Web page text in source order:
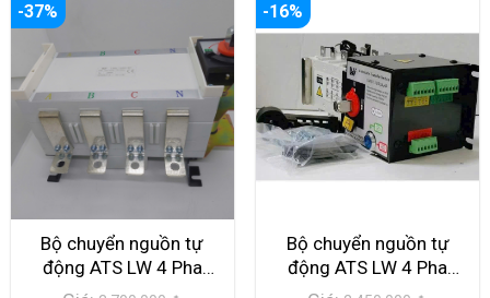
-37%
Bộ chuyển nguồn tự
động ATS LW 4 Pha
250A (4 Cực) – LWGL-
-16%
Bộ chuyển nguồn tự
động ATS LW 4 Pha
160A (4 Cực) – LWS1-